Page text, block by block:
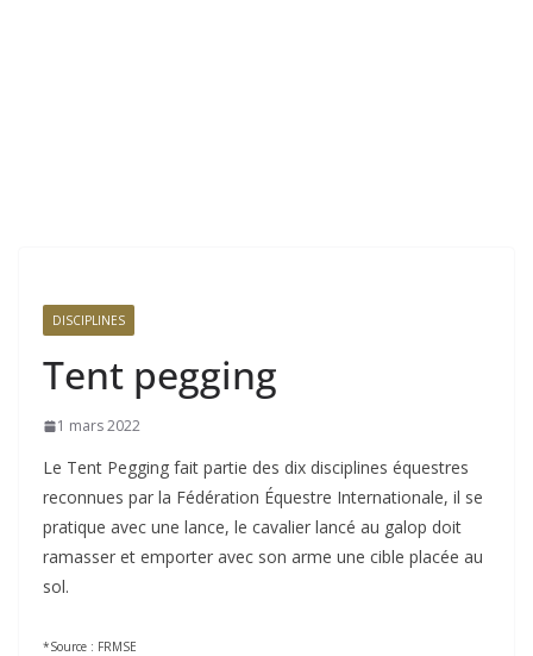
DISCIPLINES
Tent pegging
1 mars 2022
Le Tent Pegging fait partie des dix disciplines équestres
reconnues par la Fédération Équestre Internationale, il se
pratique avec une lance, le cavalier lancé au galop doit
ramasser et emporter avec son arme une cible placée au
sol.
*Source : FRMSE